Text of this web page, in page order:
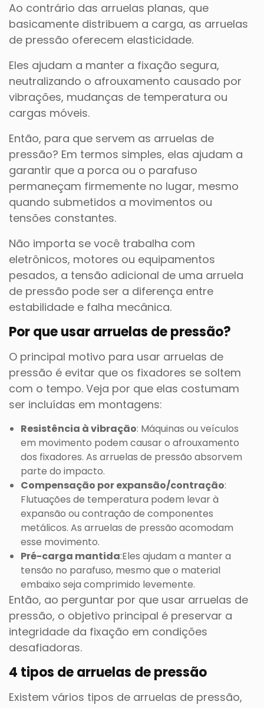
Ao contrário das arruelas planas, que
basicamente distribuem a carga, as arruelas
de pressão oferecem elasticidade.
Eles ajudam a manter a fixação segura,
neutralizando o afrouxamento causado por
vibrações, mudanças de temperatura ou
cargas móveis.
Então, para que servem as arruelas de
pressão? Em termos simples, elas ajudam a
garantir que a porca ou o parafuso
permaneçam firmemente no lugar, mesmo
quando submetidos a movimentos ou
tensões constantes.
Não importa se você trabalha com
eletrônicos, motores ou equipamentos
pesados, a tensão adicional de uma arruela
de pressão pode ser a diferença entre
estabilidade e falha mecânica.
Por que usar arruelas de pressão?
O principal motivo para usar arruelas de
pressão é evitar que os fixadores se soltem
com o tempo. Veja por que elas costumam
ser incluídas em montagens:
Resistência à vibração: Máquinas ou veículos
em movimento podem causar o afrouxamento
dos fixadores. As arruelas de pressão absorvem
parte do impacto.
Compensação por expansão/contração:
Flutuações de temperatura podem levar à
expansão ou contração de componentes
metálicos. As arruelas de pressão acomodam
esse movimento.
Pré-carga mantida:Eles ajudam a manter a
tensão no parafuso, mesmo que o material
embaixo seja comprimido levemente.
Então, ao perguntar por que usar arruelas de
pressão, o objetivo principal é preservar a
integridade da fixação em condições
desafiadoras.
4 tipos de arruelas de pressão
Existem vários tipos de arruelas de pressão,